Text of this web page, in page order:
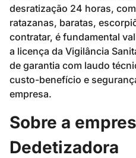
desratização 24 horas,
ratazanas, baratas,
contratar, é fundamental
a licença da Vigilância
de garantia com laudo
custo-benefício e
empresa.
Sobre a
Dedetizadora